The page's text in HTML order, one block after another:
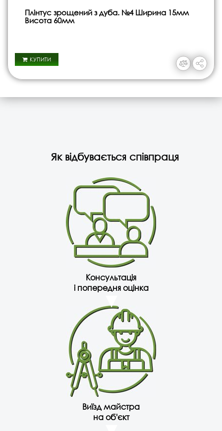
Плінтус зрощений з дуба. №4 Ширина 15мм
Висота 60мм
КУПИТИ
Як відбувається співпраця
Консультація
і попередня оцінка
Виїзд майстра
на об'єкт